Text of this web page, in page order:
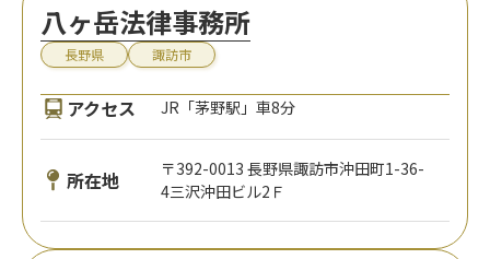
八ヶ岳法律事務所
長野県 諏訪市
アクセス JR「茅野駅」車8分
所在地
〒392-0013 長野県諏訪市沖田町1-36-
4三沢沖田ビル2Ｆ